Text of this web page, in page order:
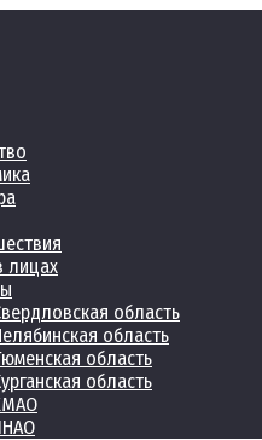
лицах
область
область
область
область